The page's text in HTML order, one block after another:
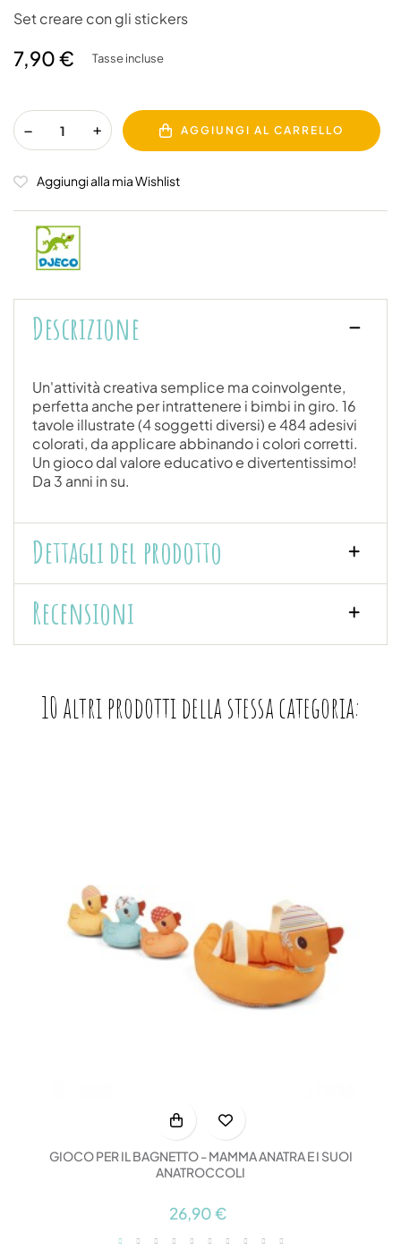
Set creare con gli stickers
7,90 € Tasse incluse
AGGIUNGI AL CARRELLO
Aggiungi alla mia Wishlist
Descrizione
Un'attività creativa semplice ma coinvolgente,
perfetta anche per intrattenere i bimbi in giro. 16
tavole illustrate (4 soggetti diversi) e 484 adesivi
colorati, da applicare abbinando i colori corretti.
Un gioco dal valore educativo e divertentissimo!
Da 3 anni in su.
Dettagli del prodotto
Recensioni
10 altri prodotti della stessa categoria:
GIOCO PER IL BAGNETTO - MAMMA ANATRA E I SUOI
ANATROCCOLI
26,90 €